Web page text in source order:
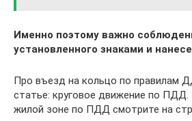
Именно поэтому важно
установленного знаками и
Про въезд на кольцо по правилам
статье: круговое движение по ПДД.
жилой зоне по ПДД смотрите на